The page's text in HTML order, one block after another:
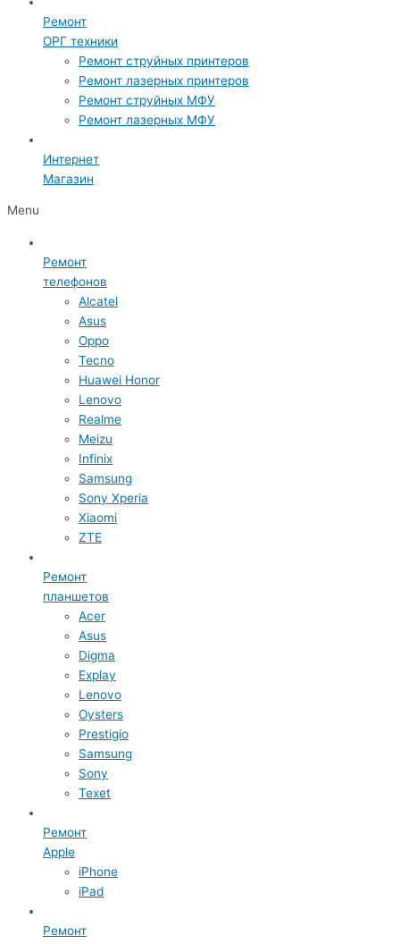
Ремонт
ОРГ техники
Ремонт струйных принтеров
Ремонт лазерных принтеров
Ремонт струйных МФУ
Ремонт лазерных МФУ
Интернет
Магазин
Menu
Ремонт
телефонов
Alcatel
Asus
Oppo
Tecno
Huawei Honor
Lenovo
Realme
Meizu
Infinix
Samsung
Sony Xperia
Xiaomi
ZTE
Ремонт
планшетов
Acer
Asus
Digma
Explay
Lenovo
Oysters
Prestigio
Samsung
Sony
Texet
Ремонт
Apple
iPhone
iPad
Ремонт